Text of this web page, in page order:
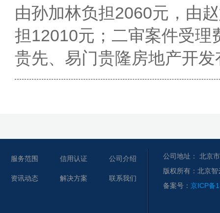
由孙加林负担2060元，由
担12010元；二审案件受理
贵先、易门贵隆房地产开
服务范围 信用认证 公司介绍
资讯动态 解决方案 联系我们
公司地址： 北京
版权所有：北京
备案号： 京ICP备